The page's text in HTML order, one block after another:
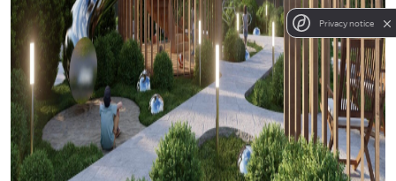
Privacy notice